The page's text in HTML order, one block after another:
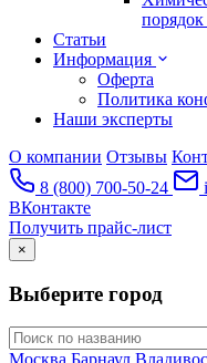
Статьи
Информация
Оферта
Политика
Наши эксперты
О компании Отзывы
8 (800) 700-50-24
ВКонтакте
Получить прайс-лист
×
Выберите город